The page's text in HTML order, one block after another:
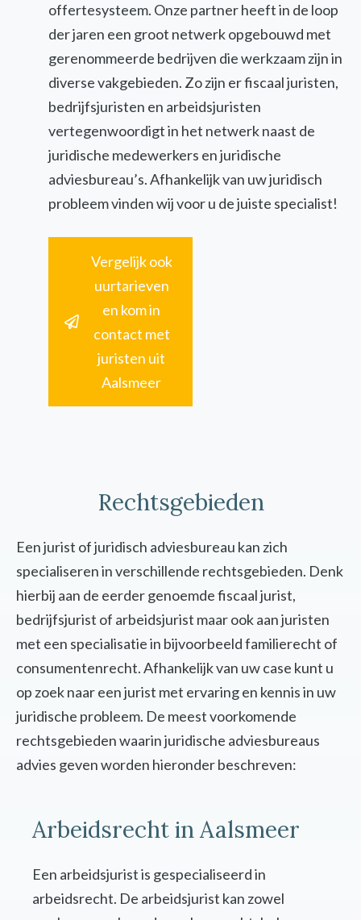
offertesysteem. Onze partner heeft in de loop
der jaren een groot netwerk opgebouwd met
gerenommeerde bedrijven die werkzaam zijn in
diverse vakgebieden. Zo zijn er fiscaal juristen,
bedrijfsjuristen en arbeidsjuristen
vertegenwoordigt in het netwerk naast de
juridische medewerkers en juridische
adviesbureau’s. Afhankelijk van uw juridisch
probleem vinden wij voor u de juiste specialist!
Vergelijk ook
uurtarieven
en kom in
contact met
juristen uit
Aalsmeer
Rechtsgebieden
Een jurist of juridisch adviesbureau kan zich
specialiseren in verschillende rechtsgebieden. Denk
hierbij aan de eerder genoemde fiscaal jurist,
bedrijfsjurist of arbeidsjurist maar ook aan juristen
met een specialisatie in bijvoorbeeld familierecht of
consumentenrecht. Afhankelijk van uw case kunt u
op zoek naar een jurist met ervaring en kennis in uw
juridische probleem. De meest voorkomende
rechtsgebieden waarin juridische adviesbureaus
advies geven worden hieronder beschreven:
Arbeidsrecht in Aalsmeer
Een arbeidsjurist is gespecialiseerd in
arbeidsrecht. De arbeidsjurist kan zowel